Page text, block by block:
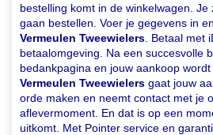
bestelling komt in de winkelwagen.
gaan bestellen. Voer je gegevens in
Vermeulen Tweewielers . Betaal met
betaalomgeving. Na een succesvolle
bedankpagina en jouw aankoop
Vermeulen Tweewielers gaat jouw
orde maken en neemt contact met je
aflevermoment. En dat is op een
uitkomt. Met Pointer service en